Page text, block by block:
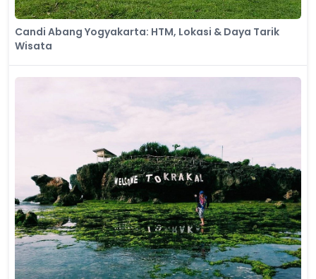
Candi Abang Yogyakarta: HTM, Lokasi & Daya Tarik
Wisata